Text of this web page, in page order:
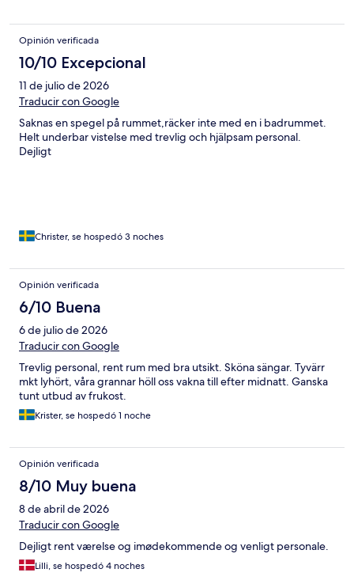
Opinión verificada
10/10 Excepcional
11 de julio de 2026
Traducir con Google
Saknas en spegel på rummet,räcker inte med en i badrummet.
Helt underbar vistelse med trevlig och hjälpsam personal.
Dejligt
Christer, se hospedó 3 noches
Opinión verificada
6/10 Buena
6 de julio de 2026
Traducir con Google
Trevlig personal, rent rum med bra utsikt. Sköna sängar. Tyvärr
mkt lyhört, våra grannar höll oss vakna till efter midnatt. Ganska
tunt utbud av frukost.
Krister, se hospedó 1 noche
Opinión verificada
8/10 Muy buena
8 de abril de 2026
Traducir con Google
Dejligt rent værelse og imødekommende og venligt personale.
Lilli, se hospedó 4 noches